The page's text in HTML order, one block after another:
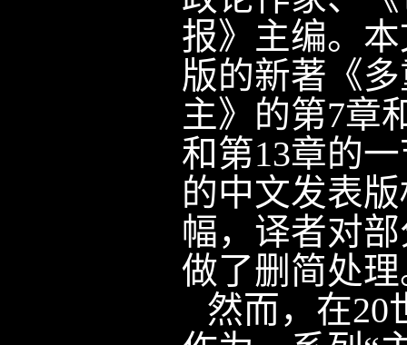
报》主编。
版的新著《
主》的第7章
和第13章的
的中文发表
幅，译者对
做了删简处
然而，在20